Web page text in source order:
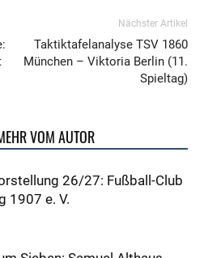
Nächster Artikel
Taktiktafelanalyse TSV 1860
München – Viktoria Berlin (11.
Spieltag)
VOM AUTOR
26/27: Fußball-Club
1907 e. V.